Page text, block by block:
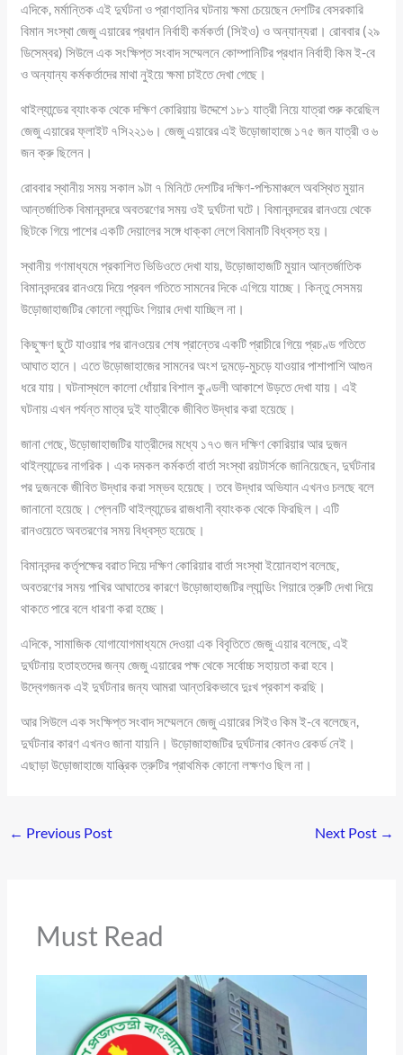
এদিকে, মর্মান্তিক এই দুর্ঘটনা ও প্রাণহানির ঘটনায় ক্ষমা চেয়েছেন দেশটির বেসরকারি
বিমান সংস্থা জেজু এয়ারের প্রধান নির্বাহী কর্মকর্তা (সিইও) ও অন্যান্যরা। রোববার (২৯
ডিসেম্বর) সিউলে এক সংক্ষিপ্ত সংবাদ সম্মেলনে কোম্পানিটির প্রধান নির্বাহী কিম ই-বে
ও অন্যান্য কর্মকর্তাদের মাথা নুইয়ে ক্ষমা চাইতে দেখা গেছে।
থাইল্যান্ডের ব্যাংকক থেকে দক্ষিণ কোরিয়ায় উদ্দেশে ১৮১ যাত্রী নিয়ে যাত্রা শুরু করেছিল
জেজু এয়ারের ফ্লাইট ৭সি২২১৬। জেজু এয়ারের এই উড়োজাহাজে ১৭৫ জন যাত্রী ও ৬
জন ক্রু ছিলেন।
রোববার স্থানীয় সময় সকাল ৯টা ৭ মিনিটে দেশটির দক্ষিণ-পশ্চিমাঞ্চলে অবস্থিত মুয়ান
আন্তর্জাতিক বিমানবন্দরে অবতরণের সময় ওই দুর্ঘটনা ঘটে। বিমানবন্দরের রানওয়ে থেকে
ছিটকে গিয়ে পাশের একটি দেয়ালের সঙ্গে ধাক্কা লেগে বিমানটি বিধ্বস্ত হয়।
স্থানীয় গণমাধ্যমে প্রকাশিত ভিডিওতে দেখা যায়, উড়োজাহাজটি মুয়ান আন্তর্জাতিক
বিমানবন্দরের রানওয়ে দিয়ে প্রবল গতিতে সামনের দিকে এগিয়ে যাচ্ছে। কিন্তু সেসময়
উড়োজাহাজটির কোনো ল্যান্ডিং গিয়ার দেখা যাচ্ছিল না।
কিছুক্ষণ ছুটে যাওয়ার পর রানওয়ের শেষ প্রান্তের একটি প্রাচীরে গিয়ে প্রচণ্ড গতিতে
আঘাত হানে। এতে উড়োজাহাজের সামনের অংশ দুমড়ে-মুচড়ে যাওয়ার পাশাপাশি আগুন
ধরে যায়। ঘটনাস্থলে কালো ধোঁয়ার বিশাল কুণ্ডলী আকাশে উড়তে দেখা যায়। এই
ঘটনায় এখন পর্যন্ত মাত্র দুই যাত্রীকে জীবিত উদ্ধার করা হয়েছে।
জানা গেছে, উড়োজাহাজটির যাত্রীদের মধ্যে ১৭৩ জন দক্ষিণ কোরিয়ার আর দুজন
থাইল্যান্ডের নাগরিক। এক দমকল কর্মকর্তা বার্তা সংস্থা রয়টার্সকে জানিয়েছেন, দুর্ঘটনার
পর দুজনকে জীবিত উদ্ধার করা সম্ভব হয়েছে। তবে উদ্ধার অভিযান এখনও চলছে বলে
জানানো হয়েছে। প্লেনটি থাইল্যান্ডের রাজধানী ব্যাংকক থেকে ফিরছিল। এটি
রানওয়েতে অবতরণের সময় বিধ্বস্ত হয়েছে।
বিমানবন্দর কর্তৃপক্ষের বরাত দিয়ে দক্ষিণ কোরিয়ার বার্তা সংস্থা ইয়োনহাপ বলেছে,
অবতরণের সময় পাখির আঘাতের কারণে উড়োজাহাজটির ল্যান্ডিং গিয়ারে ত্রুটি দেখা দিয়ে
থাকতে পারে বলে ধারণা করা হচ্ছে।
এদিকে, সামাজিক যোগাযোগমাধ্যমে দেওয়া এক বিবৃতিতে জেজু এয়ার বলেছে, এই
দুর্ঘটনায় হতাহতদের জন্য জেজু এয়ারের পক্ষ থেকে সর্বোচ্চ সহায়তা করা হবে।
উদ্বেগজনক এই দুর্ঘটনার জন্য আমরা আন্তরিকভাবে দুঃখ প্রকাশ করছি।
আর সিউলে এক সংক্ষিপ্ত সংবাদ সম্মেলনে জেজু এয়ারের সিইও কিম ই-বে বলেছেন,
দুর্ঘটনার কারণ এখনও জানা যায়নি। উড়োজাহাজটির দুর্ঘটনার কোনও রেকর্ড নেই।
এছাড়া উড়োজাহাজে যান্ত্রিক ত্রুটির প্রাথমিক কোনো লক্ষণও ছিল না।
← Previous Post Next Post →
Must Read